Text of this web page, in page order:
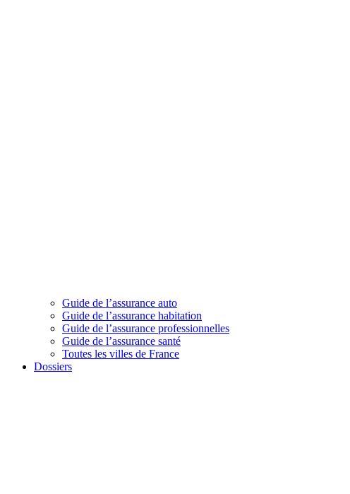
Guide de l’assurance auto
Guide de l’assurance habitation
Guide de l’assurance professionnelles
Guide de l’assurance santé
Toutes les villes de France
Dossiers